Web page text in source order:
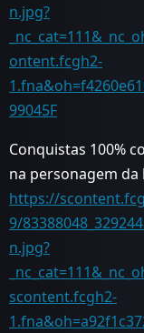
n.jpg?
ontent.fcgh2-
99045F
Conquistas 100%
na personagem da
https://
9/
n.jpg?
scontent.fcgh2-